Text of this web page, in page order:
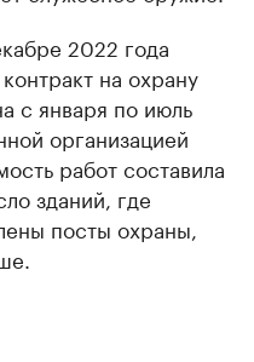
2022 года
на охрану
с января по июль
организацией
работ составила
зданий, где
посты охраны,